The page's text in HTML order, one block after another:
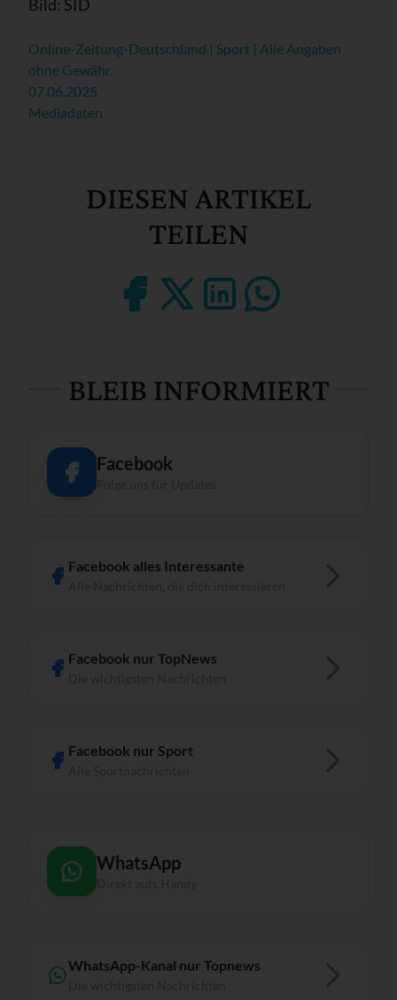
Bild: SID
Online-Zeitung-Deutschland | Sport | Alle Angaben
ohne Gewähr.
07.06.2025
Mediadaten
DIESEN ARTIKEL
TEILEN
BLEIB INFORMIERT
Facebook
Facebook alles Interessante
Facebook nur TopNews
Facebook nur Sport
WhatsApp
WhatsApp-Kanal nur Topnews